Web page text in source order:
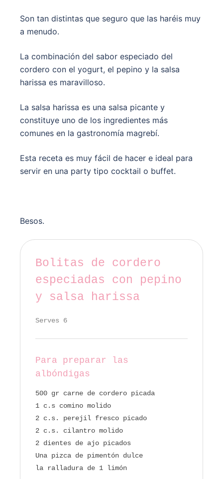
Son tan distintas que seguro que las haréis muy
a menudo.
La combinación del sabor especiado del
cordero con el yogurt, el pepino y la salsa
harissa es maravilloso.
La salsa harissa es una salsa picante y
constituye uno de los ingredientes más
comunes en la gastronomía magrebí.
Esta receta es muy fácil de hacer e ideal para
servir en una party tipo cocktail o buffet.
Besos.
Bolitas de cordero
especiadas con pepino
y salsa harissa
Serves 6
Para preparar las
albóndigas
500 gr carne de cordero picada
1 c.s comino molido
2 c.s. perejil fresco picado
2 c.s. cilantro molido
2 dientes de ajo picados
Una pizca de pimentón dulce
la ralladura de 1 limón